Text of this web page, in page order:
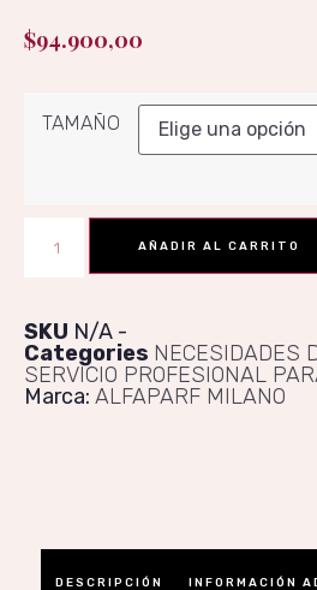
$94.900,00
TAMAÑO
AÑADIR AL CARRITO
SKU N/A
Categories NECESIDADES
SERVICIO PROFESIONAL
Marca: ALFAPARF MILANO
DESCRIPCIÓN INFORMACIÓN